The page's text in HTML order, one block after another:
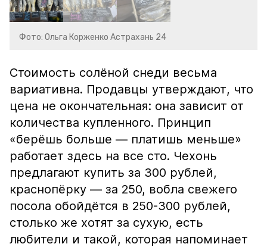
Фото: Ольга Корженко Астрахань 24
Стоимость солёной снеди весьма
вариативна. Продавцы утверждают, что
цена не окончательная: она зависит от
количества купленного. Принцип
«берёшь больше — платишь меньше»
работает здесь на все сто. Чехонь
предлагают купить за 300 рублей,
краснопёрку — за 250, вобла свежего
посола обойдётся в 250-300 рублей,
столько же хотят за сухую, есть
любители и такой, которая напоминает